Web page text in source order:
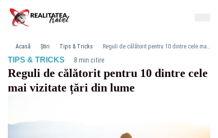
Acasă Știri Tips & Tricks Reguli de călătorit pentru 10 dintre cele mai vizitate țări din lume
TIPS & TRICKS· 8 min citire
Reguli de călătorit pentru 10 dintre cele
mai vizitate țări din lume